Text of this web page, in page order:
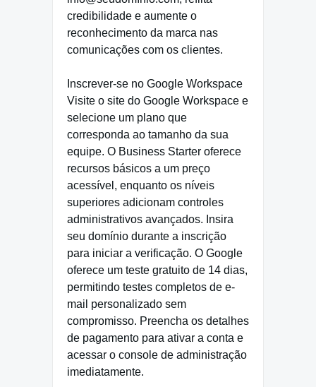
credibilidade e aumente o
reconhecimento da marca nas
comunicações com os clientes.
Inscrever-se no Google Workspace
Visite o site do Google Workspace e
selecione um plano que
corresponda ao tamanho da sua
equipe. O Business Starter oferece
recursos básicos a um preço
acessível, enquanto os níveis
superiores adicionam controles
administrativos avançados. Insira
seu domínio durante a inscrição
para iniciar a verificação. O Google
oferece um teste gratuito de 14 dias,
permitindo testes completos de e-
mail personalizado sem
compromisso. Preencha os detalhes
de pagamento para ativar a conta e
acessar o console de administração
imediatamente.